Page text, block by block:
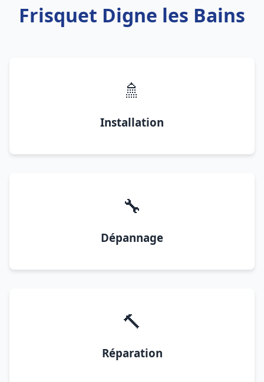
Frisquet Digne les Bains
🚿
Installation
🔧
Dépannage
🔨
Réparation